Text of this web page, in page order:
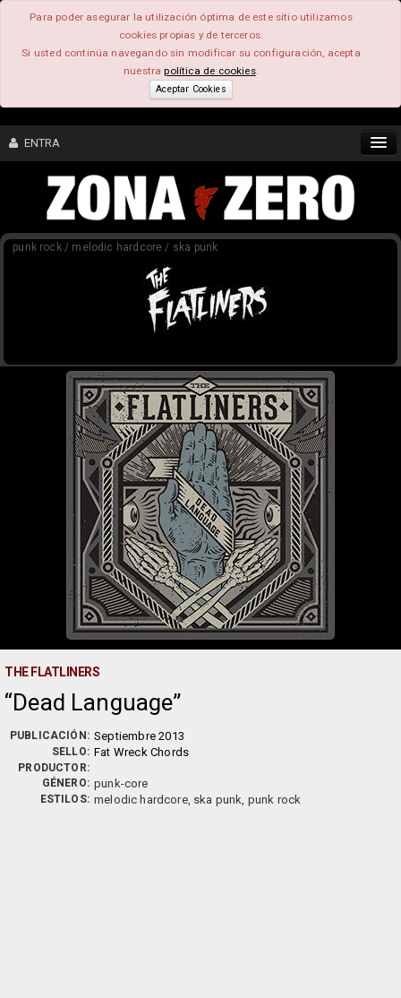
Para poder asegurar la utilización óptima de este sitio utilizamos
cookies propias y de terceros.
Si usted continúa navegando sin modificar su configuración, acepta
nuestrapolítica de cookies.
Aceptar Cookies
ENTRA
CONTENIDO
COMUNIDAD
punk rock / melodic hardcore / ska punk
THE FLATLINERS
Dead Language
PUBLICACIÓN: Septiembre 2013
SELLO: Fat Wreck Chords
PRODUCTOR:
GÉNERO: punk-core
ESTILOS: melodic hardcore, ska punk, punk rock